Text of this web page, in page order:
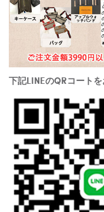
下記LINEのQRコート